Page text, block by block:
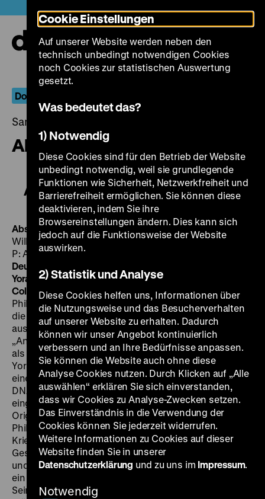
zum
Seiteninhalt
springen
Doku.Arts
Samstag, 08. Oktober 2016, 17.00 - 00.00 Uhr
Absent God
Absent God
Absent GodISR 2014, R: Yoram Ron, K: Yannig
Willmann, S: Nadav Harel, T: Rotem Dror, M: Didi Erez,
P: Arnavaz Productions, 68' ·
Deutschlandpremiere
Yoram Ron im Gespräch mit Sarah Cooper (King’s
College London)„Du sollst nicht töten“ – das ist für den
Philosophen Emmanuel Levinas die primäre Botschaft,
die vom Antlitz eines menschlichen Gegenübers
ausgeht. Aus der Reflexion über den Blick des
„Anderen“ entwickelte Levinas eine „optische Ethik“
als zentralen Begriff eines jüdischen Humanismus.
Yoram Ron macht Levinas' visuellen Moralismus für
eine Reflexion über Film an sich fruchtbar, in dessen
DNA Großaufnahmen von Gesichtern von jeher
eingeschrieben sind. Überaus lebendige
Originalaufnahmen lassen uns nicht nur Levinas beim
Philosophieren zusehen – Ron verbindet Bilder von
Krieg, Kunst, Massenmedien und Religion mit
Gesprächen zeitgenössischer jüdischer, christlicher
und islamischer Philosophen zu einem Filmessay, dem
ein eigenständiges Philosophieren in Bildern gelingt.
Seine Bilder sind nie nur illustrierend, sondern
Cookie Einstellungen
Auf unserer Website werden neben den
technisch unbedingt notwendigen Cookies
noch Cookies zur statistischen Auswertung
gesetzt.
Was bedeutet das?
1) Notwendig
Diese Cookies sind für den Betrieb der Website
unbedingt notwendig, weil sie grundlegende
Funktionen wie Sicherheit, Netzwerkfreiheit und
Barrierefreiheit ermöglichen. Sie können diese
deaktivieren, indem Sie ihre
Browsereinstellungen ändern. Dies kann sich
jedoch auf die Funktionsweise der Website
auswirken.
2) Statistik und Analyse
Diese Cookies helfen uns, Informationen über
die Nutzungsweise und das Besucherverhalten
auf unserer Website zu erhalten. Dadurch
können wir unser Angebot kontinuierlich
verbessern und an Ihre Bedürfnisse anpassen.
Sie können die Website auch ohne diese
Analyse Cookies nutzen. Durch Klicken auf „Alle
auswählen“ erklären Sie sich einverstanden,
dass wir Cookies zu Analyse-Zwecken setzen.
Das Einverständnis in die Verwendung der
Cookies können Sie jederzeit widerrufen.
Weitere Informationen zu Cookies auf dieser
Website finden Sie in unserer
Datenschutzerklärung und zu uns im Impressum.
Notwendig